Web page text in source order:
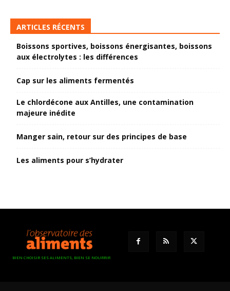
ARTICLES RÉCENTS
Boissons sportives, boissons énergisantes, boissons
aux électrolytes : les différences
Cap sur les aliments fermentés
Le chlordécone aux Antilles, une contamination
majeure inédite
Manger sain, retour sur des principes de base
Les aliments pour s’hydrater
BIEN CHOISIR SES ALIMENTS, BIEN SE NOURRIR